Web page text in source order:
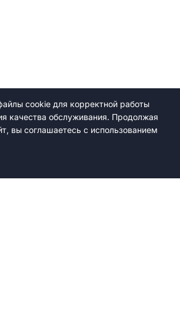
cookie для корректной работы
качества обслуживания. Продолжая
вы соглашаетесь с использованием